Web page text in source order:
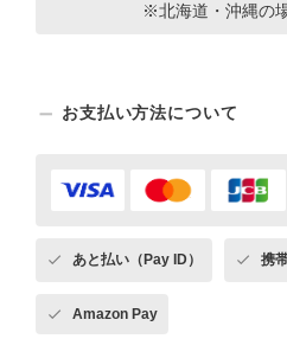
※北海道・沖縄の
お支払い方法について
あと払い（Pay ID） 携
Amazon Pay